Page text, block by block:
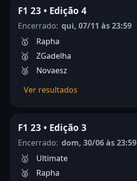
F1 23 • Edição 4
Encerrado: qui, 07/11 às 23:59
Rapha
ZGadelha
Novaesz
Ver resultados
F1 23 • Edição 3
Encerrado: dom, 30/06 às 23:59
Ultimate
Rapha